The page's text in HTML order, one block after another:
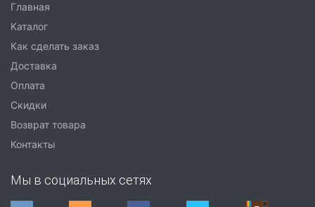
Главная
Каталог
Как сделать заказ
Доставка
Оплата
Скидки
Возврат товара
Контакты
Мы в социальных сетях